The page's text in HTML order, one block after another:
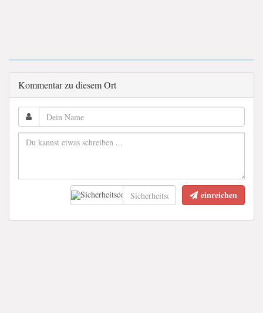
Kommentar zu diesem Ort
einreichen